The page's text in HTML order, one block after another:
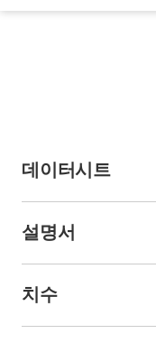
데이터시트
설명서
치수